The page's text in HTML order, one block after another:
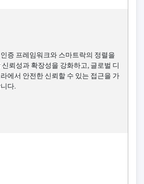
증 프레임워크와 스마트락의 정렬을
신뢰성과 확장성을 강화하고, 글로벌 디
에서 안전한 신뢰할 수 있는 접근을 가
다.